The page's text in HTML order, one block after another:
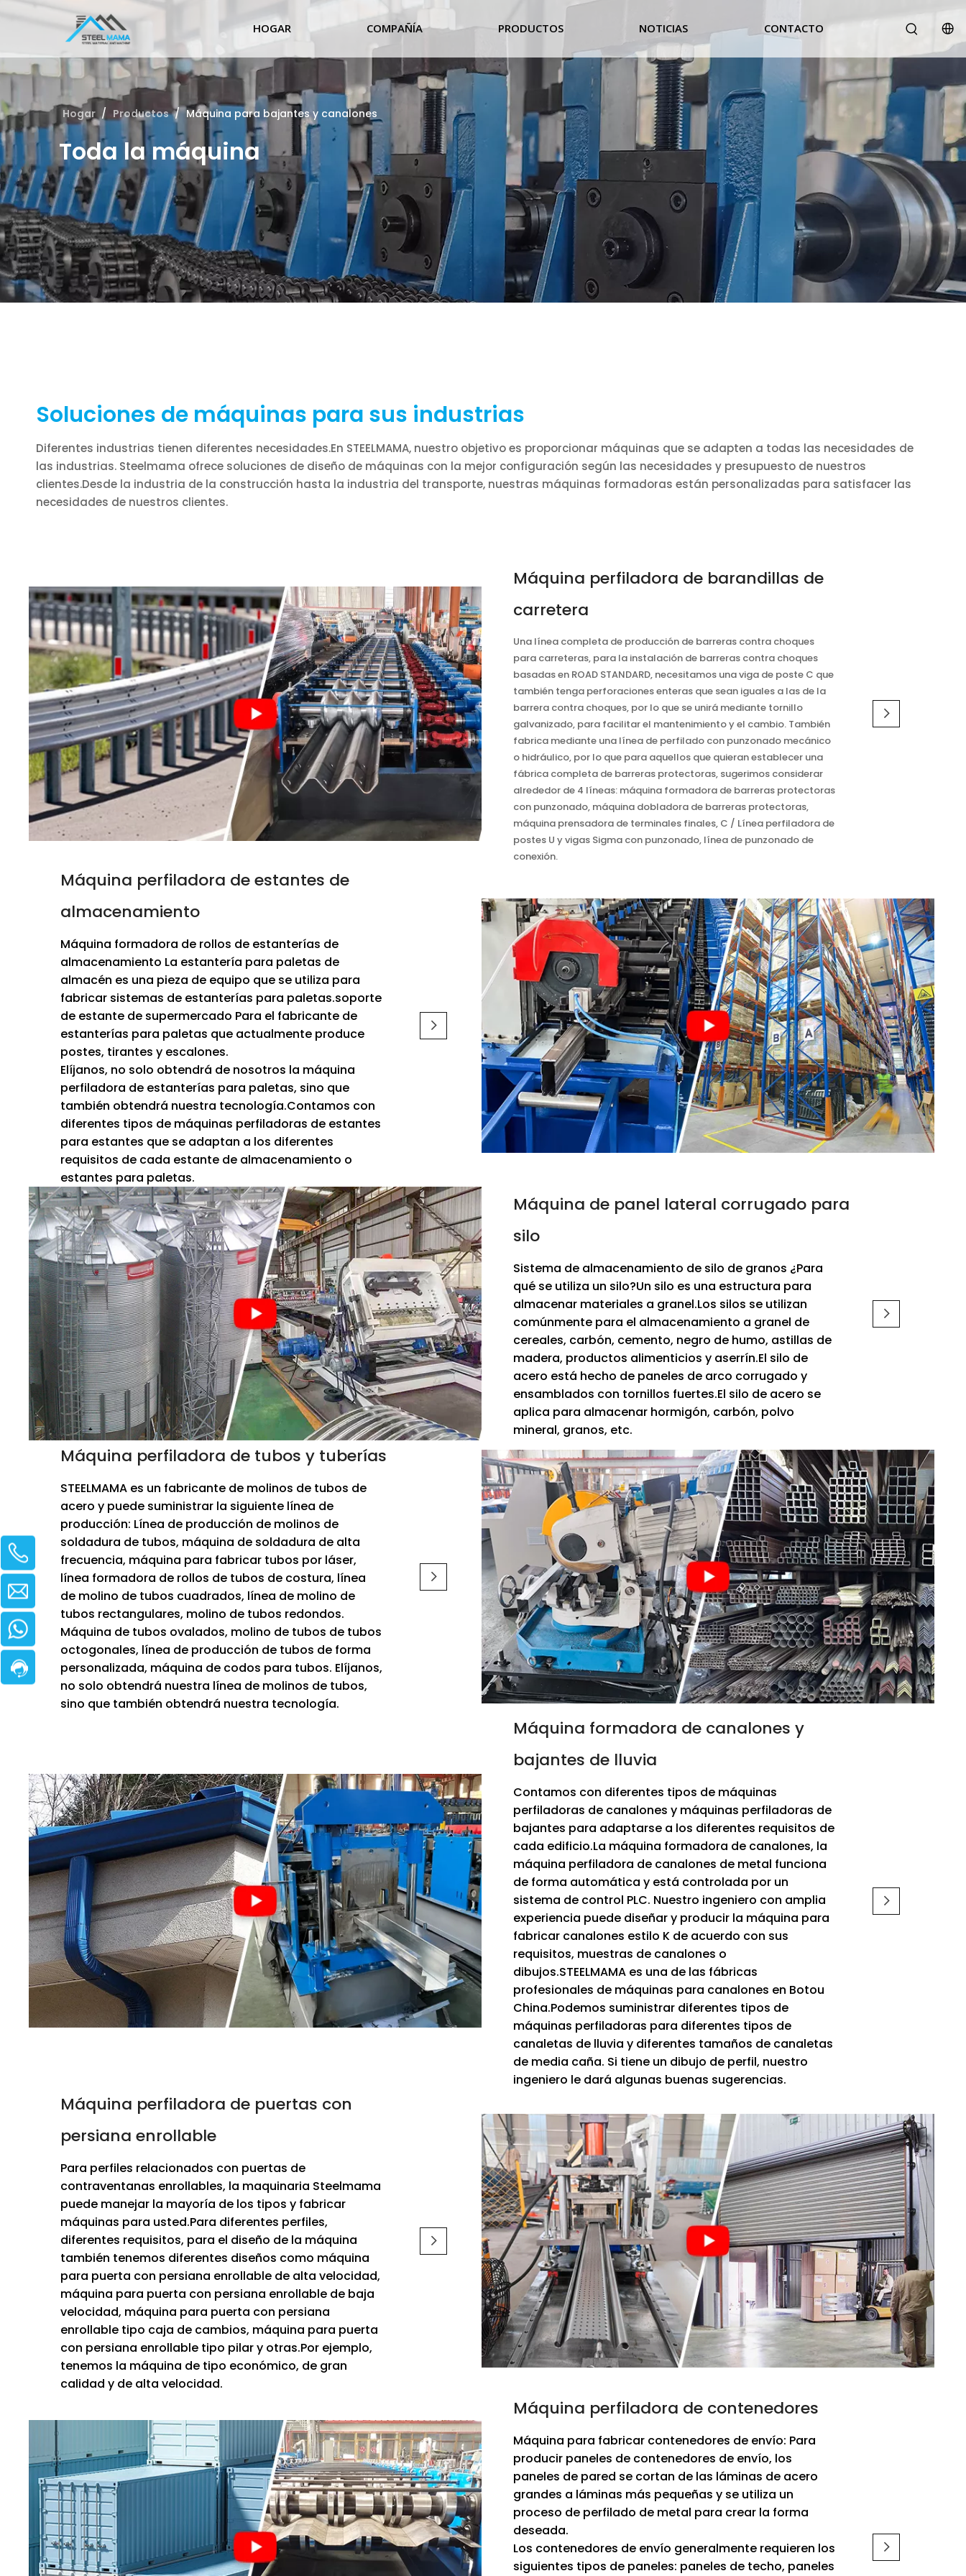
HOGAR COMPAÑÍA PRODUCTOS NOTICIAS CONTACTO
Hogar / Productos / Máquina para bajantes y canalones
Toda la máquina
Soluciones de máquinas para sus industrias
Diferentes industrias tienen diferentes necesidades.En STEELMAMA, nuestro objetivo es proporcionar máquinas que se adapten a todas las necesidades de
las industrias. Steelmama ofrece soluciones de diseño de máquinas con la mejor configuración según las necesidades y presupuesto de nuestros
clientes.Desde la industria de la construcción hasta la industria del transporte, nuestras máquinas formadoras están personalizadas para satisfacer las
necesidades de nuestros clientes.
Máquina perfiladora de barandillas de
carretera
Una línea completa de producción de barreras contra choques
para carreteras, para la instalación de barreras contra choques
basadas en ROAD STANDARD, necesitamos una viga de poste C que
también tenga perforaciones enteras que sean iguales a las de la
barrera contra choques, por lo que se unirá mediante tornillo
galvanizado, para facilitar el mantenimiento y el cambio. También
fabrica mediante una línea de perfilado con punzonado mecánico
o hidráulico, por lo que para aquellos que quieran establecer una
fábrica completa de barreras protectoras, sugerimos considerar
alrededor de 4 líneas: máquina formadora de barreras protectoras
con punzonado, máquina dobladora de barreras protectoras,
máquina prensadora de terminales finales, C / Línea perfiladora de
postes U y vigas Sigma con punzonado, línea de punzonado de
conexión.
Máquina perfiladora de estantes de
almacenamiento
Máquina formadora de rollos de estanterías de
almacenamiento La estantería para paletas de
almacén es una pieza de equipo que se utiliza para
fabricar sistemas de estanterías para paletas.soporte
de estante de supermercado Para el fabricante de
estanterías para paletas que actualmente produce
postes, tirantes y escalones.
Elíjanos, no solo obtendrá de nosotros la máquina
perfiladora de estanterías para paletas, sino que
también obtendrá nuestra tecnología.Contamos con
diferentes tipos de máquinas perfiladoras de estantes
para estantes que se adaptan a los diferentes
requisitos de cada estante de almacenamiento o
estantes para paletas.
Máquina de panel lateral corrugado para
silo
Sistema de almacenamiento de silo de granos ¿Para
qué se utiliza un silo?Un silo es una estructura para
almacenar materiales a granel.Los silos se utilizan
comúnmente para el almacenamiento a granel de
cereales, carbón, cemento, negro de humo, astillas de
madera, productos alimenticios y aserrín.El silo de
acero está hecho de paneles de arco corrugado y
ensamblados con tornillos fuertes.El silo de acero se
aplica para almacenar hormigón, carbón, polvo
mineral, granos, etc.
Máquina perfiladora de tubos y tuberías
STEELMAMA es un fabricante de molinos de tubos de
acero y puede suministrar la siguiente línea de
producción: Línea de producción de molinos de
soldadura de tubos, máquina de soldadura de alta
frecuencia, máquina para fabricar tubos por láser,
línea formadora de rollos de tubos de costura, línea
de molino de tubos cuadrados, línea de molino de
tubos rectangulares, molino de tubos redondos.
Máquina de tubos ovalados, molino de tubos de tubos
octogonales, línea de producción de tubos de forma
personalizada, máquina de codos para tubos. Elíjanos,
no solo obtendrá nuestra línea de molinos de tubos,
sino que también obtendrá nuestra tecnología.
Máquina formadora de canalones y
bajantes de lluvia
Contamos con diferentes tipos de máquinas
perfiladoras de canalones y máquinas perfiladoras de
bajantes para adaptarse a los diferentes requisitos de
cada edificio.La máquina formadora de canalones, la
máquina perfiladora de canalones de metal funciona
de forma automática y está controlada por un
sistema de control PLC. Nuestro ingeniero con amplia
experiencia puede diseñar y producir la máquina para
fabricar canalones estilo K de acuerdo con sus
requisitos, muestras de canalones o
dibujos.STEELMAMA es una de las fábricas
profesionales de máquinas para canalones en Botou
China.Podemos suministrar diferentes tipos de
máquinas perfiladoras para diferentes tipos de
canaletas de lluvia y diferentes tamaños de canaletas
de media caña. Si tiene un dibujo de perfil, nuestro
ingeniero le dará algunas buenas sugerencias.
Máquina perfiladora de puertas con
persiana enrollable
Para perfiles relacionados con puertas de
contraventanas enrollables, la maquinaria Steelmama
puede manejar la mayoría de los tipos y fabricar
máquinas para usted.Para diferentes perfiles,
diferentes requisitos, para el diseño de la máquina
también tenemos diferentes diseños como máquina
para puerta con persiana enrollable de alta velocidad,
máquina para puerta con persiana enrollable de baja
velocidad, máquina para puerta con persiana
enrollable tipo caja de cambios, máquina para puerta
con persiana enrollable tipo pilar y otras.Por ejemplo,
tenemos la máquina de tipo económico, de gran
calidad y de alta velocidad.
Máquina perfiladora de contenedores
Máquina para fabricar contenedores de envío: Para
producir paneles de contenedores de envío, los
paneles de pared se cortan de las láminas de acero
grandes a láminas más pequeñas y se utiliza un
proceso de perfilado de metal para crear la forma
deseada.
Los contenedores de envío generalmente requieren los
siguientes tipos de paneles: paneles de techo, paneles